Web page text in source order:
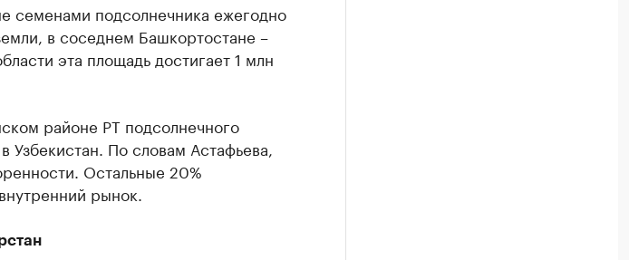
семенами подсолнечника ежегодно
в соседнем Башкортостане –
эта площадь достигает 1 млн
районе РТ подсолнечного
Узбекистан. По словам Астафьева,
Остальные 20%
рынок.